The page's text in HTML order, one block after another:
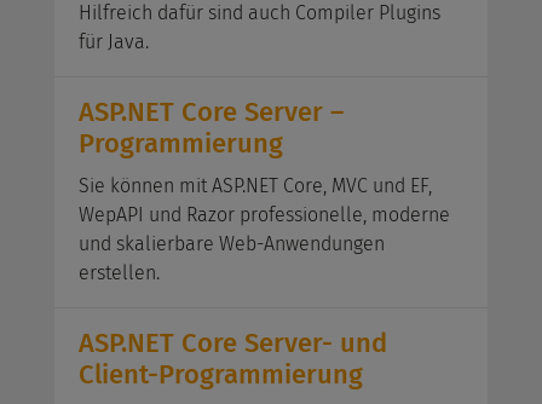
Hilfreich dafür sind auch Compiler Plugins
für Java.
ASP.NET Core Server –
Programmierung
Sie können mit ASP.NET Core, MVC und EF,
WepAPI und Razor professionelle, moderne
und skalierbare Web-Anwendungen
erstellen.
ASP.NET Core Server- und
Client-Programmierung